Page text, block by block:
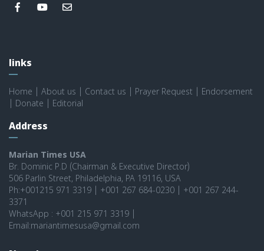
links
Home About us Contact us Prayer Request
Endorsement
Donate Editorial
Address
Marian Times USA
Br. Dominic P.D (Chairman & Executive Director)
506 Parlin Street, Philadelphia, PA 19116, USA
Ph:+001215 971 3319 | +001 267 684-0230 | +001 267 244-
3371
WhatsApp : +001 215 971 3319 |
Email:mariantimesusa@gmail.com